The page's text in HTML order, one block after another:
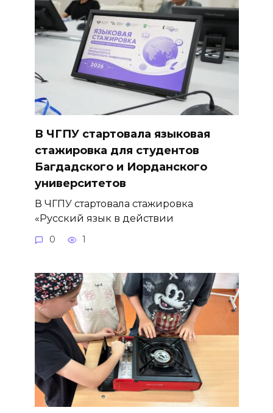
В ЧГПУ стартовала языковая
стажировка для студентов
Багдадского и Иорданского
университетов
В ЧГПУ стартовала стажировка
«Русский язык в действии
0 1